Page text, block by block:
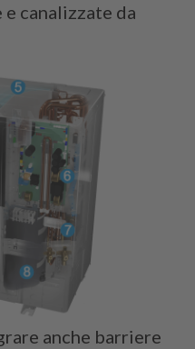
e canalizzate da
anche barriere